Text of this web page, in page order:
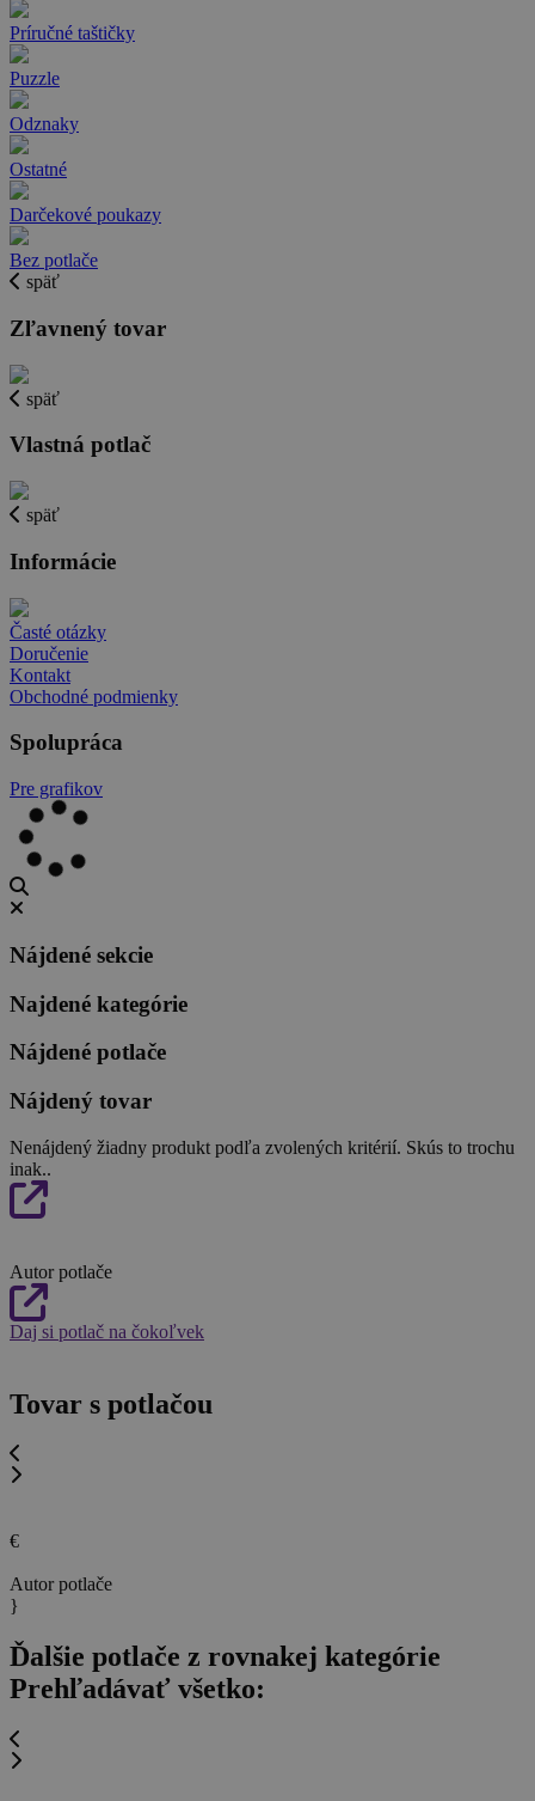
Príručné taštičky
Puzzle
Odznaky
Ostatné
Darčekové poukazy
Bez potlače
späť
Zľavnený tovar
späť
Vlastná potlač
späť
Informácie
Časté otázky
Doručenie
Kontakt
Obchodné podmienky
Spolupráca
Pre grafikov
Nájdené sekcie
Najdené kategórie
Nájdené potlače
Nájdený tovar
Nenájdený žiadny produkt podľa zvolených kritérií. Skús to trochu
inak..
Autor potlače
Daj si potlač na čokoľvek
Tovar s potlačou
€
Autor potlače
}
Ďalšie potlače z rovnakej kategórie
Prehľadávať všetko: